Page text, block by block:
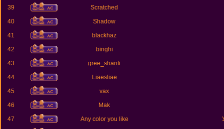
39
Scratched
40
Shadow
41
blackhaz
42
binghi
43
gree_shanti
44
Liaesliae
45
vax
46
Mak
47
Any color you like